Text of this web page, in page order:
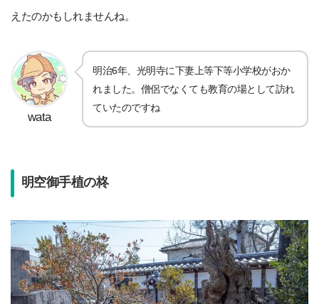
えたのかもしれませんね。
wata
明治6年、光明寺に下妻上等下等小学校がおか
れました。僧侶でなくても教育の場として訪れ
ていたのですね
明空御手植の柊